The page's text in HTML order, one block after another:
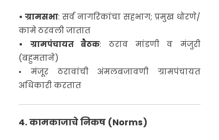
• ग्रामसभा: सर्व नागरिकांचा सहभाग; प्रमुख धोरणे/
कामे ठरवली जातात
• ग्रामपंचायत बैठक: ठराव मांडणी व मंजुरी
(बहुमताने)
• मंजूर ठरावांची अंमलबजावणी ग्रामपंचायत
अधिकारी करतात
4. कामकाजाचे निकष (Norms)